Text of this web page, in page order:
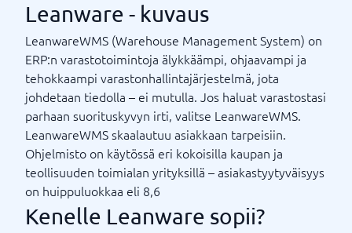
Leanware - kuvaus
LeanwareWMS (Warehouse Management System) on
ERP:n varastotoimintoja älykkäämpi, ohjaavampi ja
tehokkaampi varaston­hallinta­järjestelmä, jota
johdetaan tiedolla – ei mutulla. Jos haluat varastostasi
parhaan suorituskyvyn irti, valitse LeanwareWMS.
LeanwareWMS skaalautuu asiakkaan tarpeisiin.
Ohjelmisto on käytössä eri kokoisilla kaupan ja
teollisuuden toimialan yrityksillä – asiakastyytyväisyys
on huippuluokkaa eli 8,6
Kenelle Leanware sopii?